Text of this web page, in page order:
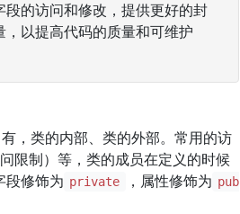
的访问和修改，提供更好的封
以提高代码的质量和可维护
，类的内部、类的外部。常用的访
问限制）等，类的成员在定义的时候
段修饰为 private ，属性修饰为 pub